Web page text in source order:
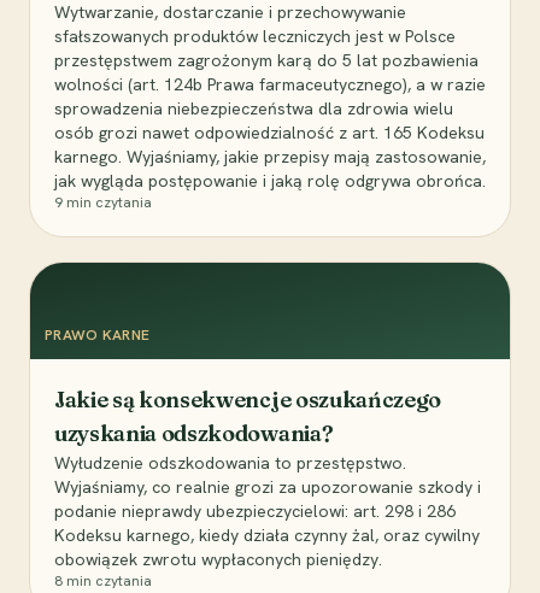
Wytwarzanie, dostarczanie i przechowywanie
sfałszowanych produktów leczniczych jest w Polsce
przestępstwem zagrożonym karą do 5 lat pozbawienia
wolności (art. 124b Prawa farmaceutycznego), a w razie
sprowadzenia niebezpieczeństwa dla zdrowia wielu
osób grozi nawet odpowiedzialność z art. 165 Kodeksu
karnego. Wyjaśniamy, jakie przepisy mają zastosowanie,
jak wygląda postępowanie i jaką rolę odgrywa obrońca.
9 min czytania
PRAWO KARNE
Jakie są konsekwencje oszukańczego
uzyskania odszkodowania?
Wyłudzenie odszkodowania to przestępstwo.
Wyjaśniamy, co realnie grozi za upozorowanie szkody i
podanie nieprawdy ubezpieczycielowi: art. 298 i 286
Kodeksu karnego, kiedy działa czynny żal, oraz cywilny
obowiązek zwrotu wypłaconych pieniędzy.
8 min czytania